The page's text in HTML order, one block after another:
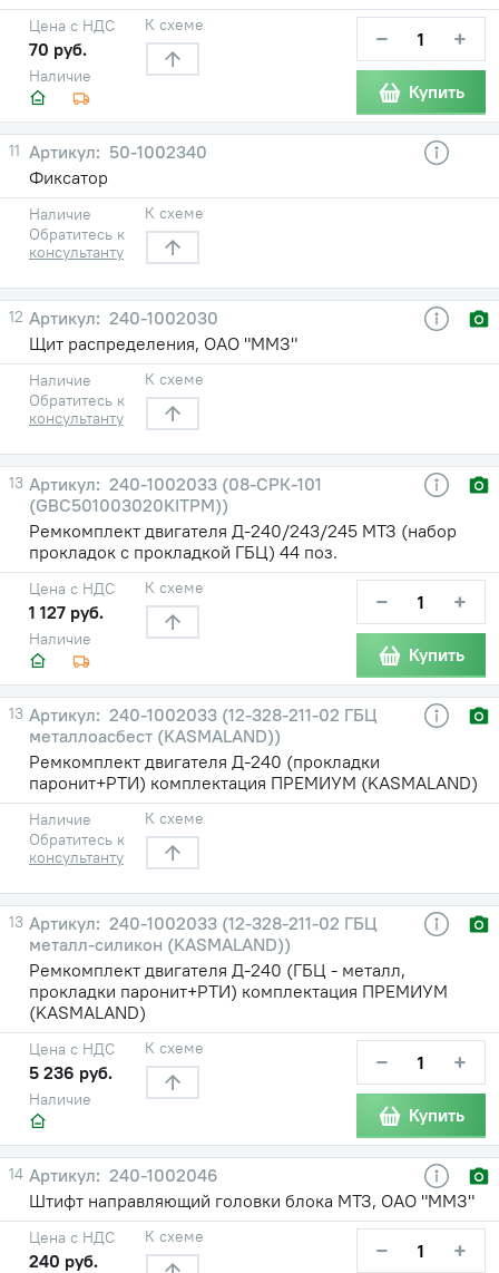
Наличие
Цена с НДС
70 руб.
К схеме − +
Купить
11
50-1002340
Фиксатор
Наличие
Обратитесь к
консультанту
К схеме
12
240-1002030
Щит распределения, ОАО "ММЗ"
Наличие
Обратитесь к
консультанту
К схеме
13
240-1002033 (08-СРК-101
(GBC501003020KITPM))
Ремкомплект двигателя Д-240/243/245 МТЗ (набор
прокладок с прокладкой ГБЦ) 44 поз.
Наличие
Цена с НДС
1 127 руб.
К схеме − +
Купить
13
240-1002033 (12-328-211-02 ГБЦ
металлоасбест (KASMALAND))
Ремкомплект двигателя Д-240 (прокладки
паронит+РТИ) комплектация ПРЕМИУМ (KASMALAND)
Наличие
Обратитесь к
консультанту
К схеме
13
240-1002033 (12-328-211-02 ГБЦ
металл-силикон (KASMALAND))
Ремкомплект двигателя Д-240 (ГБЦ - металл,
прокладки паронит+РТИ) комплектация ПРЕМИУМ
(KASMALAND)
Наличие
Цена с НДС
5 236 руб.
К схеме − +
Купить
14
240-1002046
Штифт направляющий головки блока МТЗ, ОАО "ММЗ"
Цена с НДС
240 руб.
К схеме − +